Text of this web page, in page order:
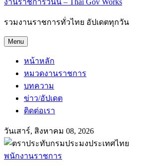
งานราชการวันนี้ – Thai Gov Works
รวมงานราชการทั่วไทย อัปเดตทุกวัน
Menu
หน้าหลัก
หมวดงานราชการ
บทความ
ข่าว/อัปเดต
ติดต่อเรา
วันเสาร์, สิงหาคม 08, 2026
พนักงานราชการ